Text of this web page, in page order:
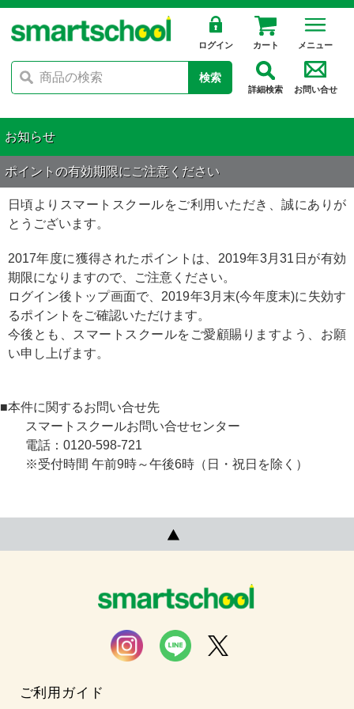
ログイン カート メニュー
検索
詳細検索 お問い合せ
お知らせ
ポイントの有効期限にご注意ください
日頃よりスマートスクールをご利用いただき、誠にありが
とうございます。
2017年度に獲得されたポイントは、2019年3月31日が有効
期限になりますので、ご注意ください。
ログイン後トップ画面で、2019年3月末(今年度末)に失効す
るポイントをご確認いただけます。
今後とも、スマートスクールをご愛顧賜りますよう、お願
い申し上げます。
■本件に関するお問い合せ先
スマートスクールお問い合せセンター
電話：0120-598-721
※受付時間 午前9時～午後6時（日・祝日を除く）
ご利用ガイド